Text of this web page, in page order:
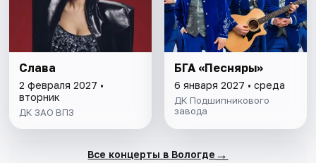
Слава
2 февраля 2027 •
вторник
ДК ЗАО ВПЗ
БГА «Песняры»
6 января 2027 • среда
ДК Подшипникового
завода
Все концерты в Вологде →